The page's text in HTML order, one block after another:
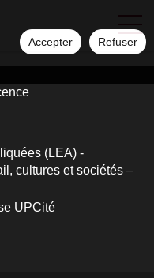
Accepter Refuser
(LEA) -
cultures et sociétés –
UPCité